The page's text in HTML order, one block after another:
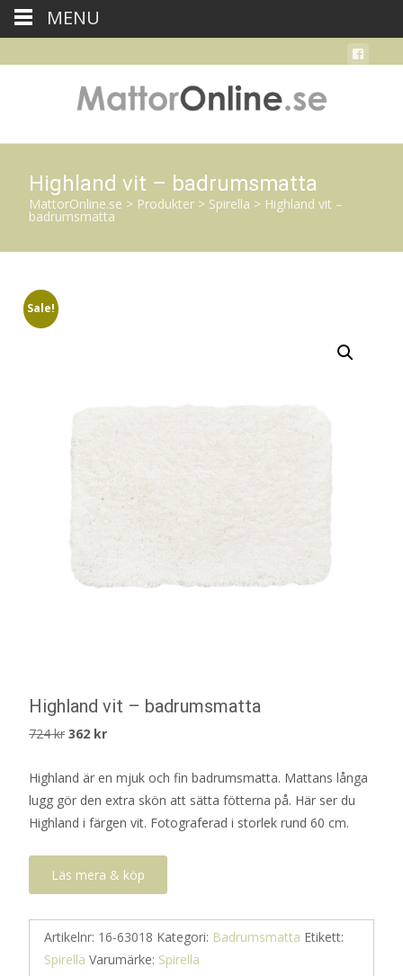
Highland vit – badrumsmatta
MattorOnline.se > Produkter > Spirella > Highland vit –
badrumsmatta
Sale!
Highland vit – badrumsmatta
724kr Det
priset
var:
724 kr.
362 krDet
priset
är:
362 kr.
Highland är en mjuk och fin badrumsmatta. Mattans långa
lugg gör den extra skön att sätta fötterna på. Här ser du
Highland i färgen vit. Fotograferad i storlek rund 60 cm.
Läs mera & köp
Artikelnr: 16-63018 Kategori: Badrumsmatta Etikett:
Spirella Varumärke: Spirella
MENU